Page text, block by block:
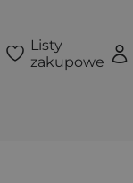
Listy
zakupowe